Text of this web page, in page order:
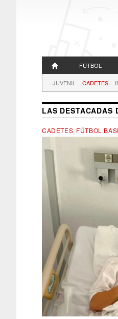
FÚTBOL
JUVENIL CADETES
LAS DESTACADAS
CADETES, FÚTBOL